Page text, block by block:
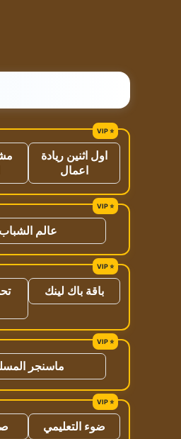
اول اثنين ريادة
اعمال
عالم الشباب
باقة باك لينك
ماسنجر
ضوء التعليمي